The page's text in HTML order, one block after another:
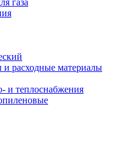
газа
расходные материалы
и теплоснабжения